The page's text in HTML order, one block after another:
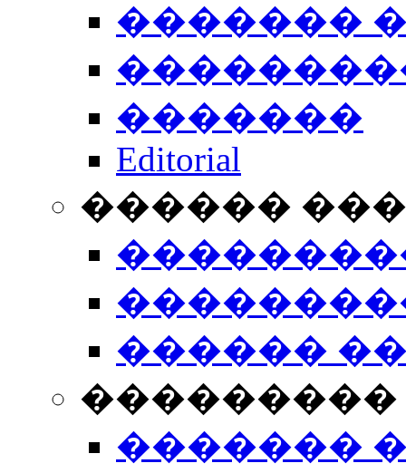
�������
�������
Editorial
������
������
���������
�������